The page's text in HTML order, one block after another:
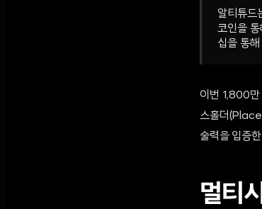
알티튜드
코인을
십을 통
이번 1,800만
스홀더
술력을 입증
멀티